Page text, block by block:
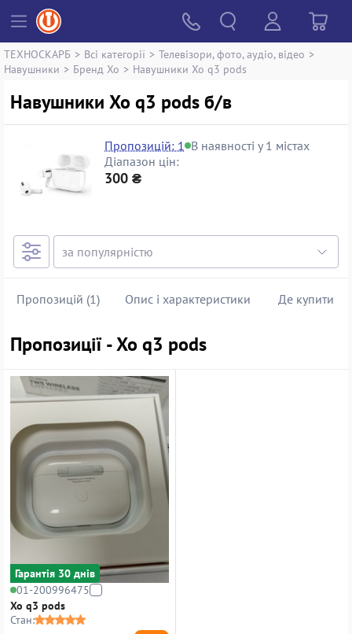
ТЕХНОСКАРБ > Всі категорії > Телевізори, фото, аудіо, відео >
Навушники > Бренд Xo > Навушники Xo q3 pods
Навушники Xo q3 pods б/в
Пропозицій: 1 В наявності у 1 містах
Діапазон цін:
300 ₴
Пропозицій (1) Опис і характеристики Де купити
Пропозиції - Xo q3 pods
Гарантiя 30 днiв
01-200996475
Xo q3 pods
Стан: